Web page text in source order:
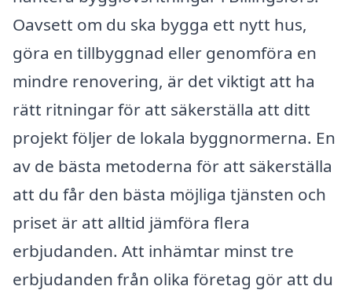
Oavsett om du ska bygga ett nytt hus,
göra en tillbyggnad eller genomföra en
mindre renovering, är det viktigt att ha
rätt ritningar för att säkerställa att ditt
projekt följer de lokala byggnormerna. En
av de bästa metoderna för att säkerställa
att du får den bästa möjliga tjänsten och
priset är att alltid jämföra flera
erbjudanden. Att inhämtar minst tre
erbjudanden från olika företag gör att du